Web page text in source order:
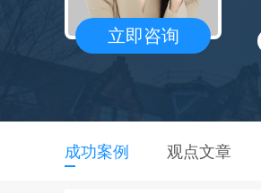
立即咨询
成功案例 观点文章